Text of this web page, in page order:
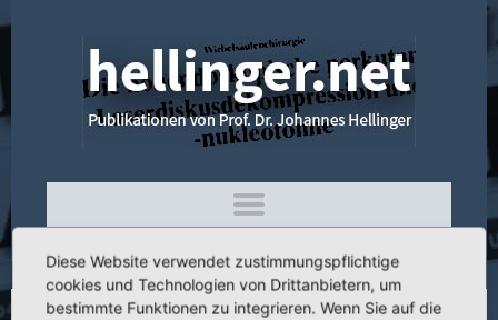
Diese Website verwendet zustimmungspflichtige
cookies und Technologien von Drittanbietern, um
bestimmte Funktionen zu integrieren. Wenn Sie auf die